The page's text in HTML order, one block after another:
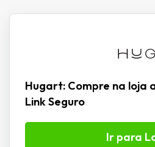
Hugart: Compre na loja
Link Seguro
Ir para